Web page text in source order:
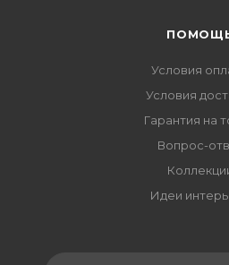
Условия
Условия
Гарантия на
Вопрос-
Идеи